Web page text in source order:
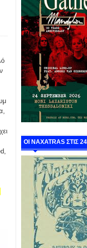
ΟΙ NAXATRAS ΣΤΙΣ